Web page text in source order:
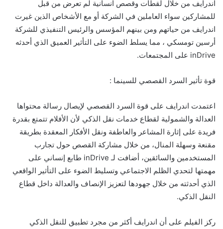
اندرايف من خلال لقطات وقصص انسانية لم تعرض من قبل
للمشاركين سواء العاملين في الشركة أو مع الأشخاص الذين غيرت
اندرايف من حياتهم ومن بينهم المؤسس والرئيس التنفيذي للشركة
أرسين تومسكي ، مما يسلط الضوء على التأثير العميق الذي أحدثه
inDrive على المجتمعات.
قوة تأثير السرد القصصي للسينما :
اعتمدت اندرايف على قوة السرد القصصي لإيصال رسالة محتواها
العدالة والشمولية لقطاع خدمات نقل الذكي لأن الأفلام تتمتع بقدرة
فريدة على إثارة المشاعر والعاطفة ونقل الأفكار المعقدة بطريقة
مقنعة وسهلة المنال، من خلال مشاركة القصص حول تجارب
المستخدمين والسائقين، أضافت لـ inDrive طابع إنساني على
مهمتها لتحدي الظلم الاجتماعي وتسليط الضوء على التأثير الواقعي
الذي أحدثته من خلال جهودها لتعزيز الإنصاف والعدالة داخل قطاع
النقل الذكي.
ركز الفيلم على أن اندرايف أكثر من مجرد تطبيق للنقل الذكي